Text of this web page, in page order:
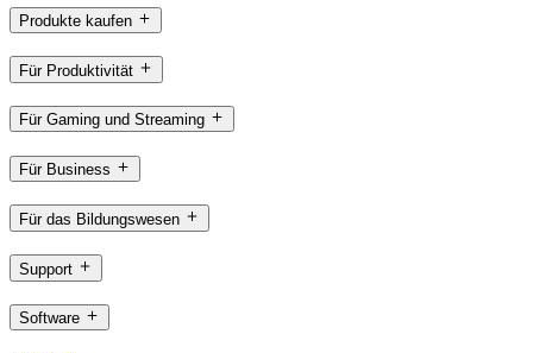
Produkte kaufen
Für Produktivität
Für Gaming und Streaming
Für Business
Für das Bildungswesen
Support
Software